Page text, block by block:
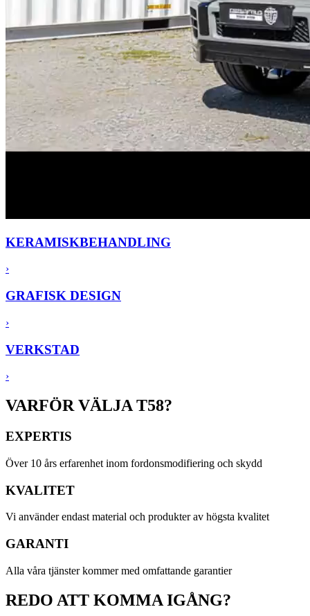
KERAMISKBEHANDLING
›
GRAFISK DESIGN
›
VERKSTAD
›
VARFÖR VÄLJA T58?
EXPERTIS
Över 10 års erfarenhet inom fordonsmodifiering och skydd
KVALITET
Vi använder endast material och produkter av högsta kvalitet
GARANTI
Alla våra tjänster kommer med omfattande garantier
REDO ATT KOMMA IGÅNG?